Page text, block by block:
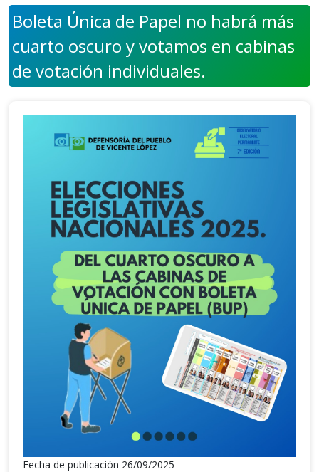
Boleta Única de Papel no habrá más
cuarto oscuro y votamos en cabinas
de votación individuales.
Fecha de publicación 26/09/2025